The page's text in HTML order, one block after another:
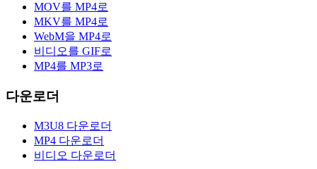
MOV를 MP4로
MKV를 MP4로
WebM을 MP4로
비디오를 GIF로
MP4를 MP3로
다운로더
M3U8 다운로더
MP4 다운로더
비디오 다운로더